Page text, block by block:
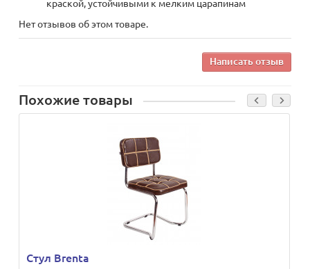
краской, устойчивыми к мелким царапинам
Нет отзывов об этом товаре.
Написать отзыв
Похожие товары
Стул Brenta